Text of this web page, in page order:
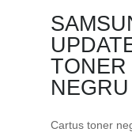
TONER
Cartus toner